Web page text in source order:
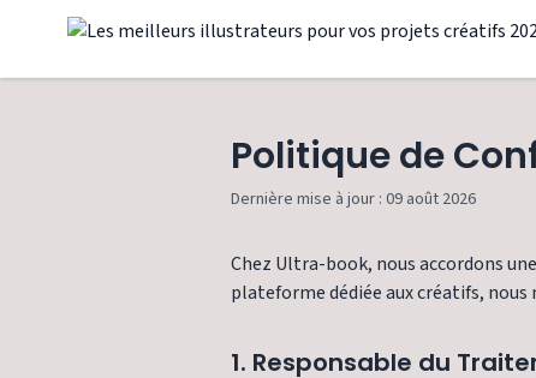
Politique de
Dernière mise à jour : 09 août 2026
Chez Ultra-book, nous accordons
plateforme dédiée aux créatifs,
1. Responsable du